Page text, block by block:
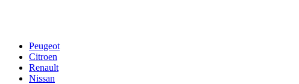
Peugeot
Citroen
Renault
Nissan